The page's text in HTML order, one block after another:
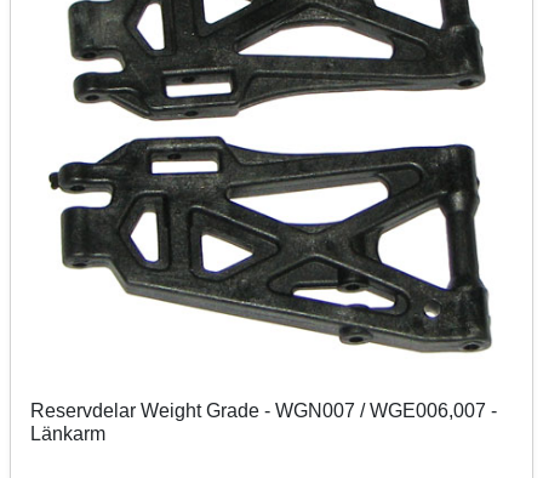
Reservdelar Weight Grade - WGN007 / WGE006,007 -
Länkarm